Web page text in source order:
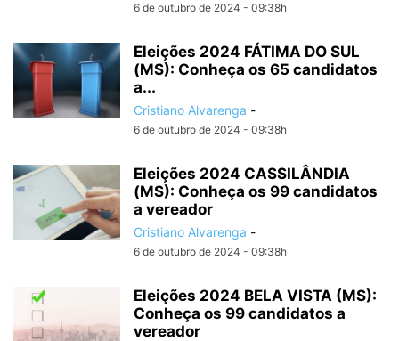
6 de outubro de 2024 - 09:38h
Eleições 2024 FÁTIMA DO SUL
(MS): Conheça os 65 candidatos
a...
Cristiano Alvarenga -
6 de outubro de 2024 - 09:38h
Eleições 2024 CASSILÂNDIA
(MS): Conheça os 99 candidatos
a vereador
Cristiano Alvarenga -
6 de outubro de 2024 - 09:38h
Eleições 2024 BELA VISTA (MS):
Conheça os 99 candidatos a
vereador